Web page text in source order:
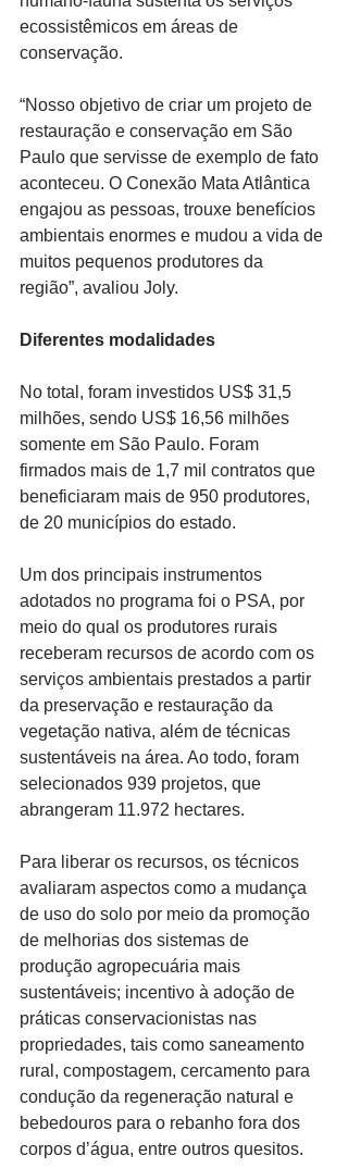
ecossistêmicos em áreas de
conservação.
“Nosso objetivo de criar um projeto de
restauração e conservação em São
Paulo que servisse de exemplo de fato
aconteceu. O Conexão Mata Atlântica
engajou as pessoas, trouxe benefícios
ambientais enormes e mudou a vida de
muitos pequenos produtores da
região”, avaliou Joly.
Diferentes modalidades
No total, foram investidos US$ 31,5
milhões, sendo US$ 16,56 milhões
somente em São Paulo. Foram
firmados mais de 1,7 mil contratos que
beneficiaram mais de 950 produtores,
de 20 municípios do estado.
Um dos principais instrumentos
adotados no programa foi o PSA, por
meio do qual os produtores rurais
receberam recursos de acordo com os
serviços ambientais prestados a partir
da preservação e restauração da
vegetação nativa, além de técnicas
sustentáveis na área. Ao todo, foram
selecionados 939 projetos, que
abrangeram 11.972 hectares.
Para liberar os recursos, os técnicos
avaliaram aspectos como a mudança
de uso do solo por meio da promoção
de melhorias dos sistemas de
produção agropecuária mais
sustentáveis; incentivo à adoção de
práticas conservacionistas nas
propriedades, tais como saneamento
rural, compostagem, cercamento para
condução da regeneração natural e
bebedouros para o rebanho fora dos
corpos d’água, entre outros quesitos.